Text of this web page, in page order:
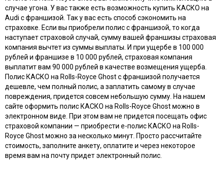
случае угона. У вас также есть возможность купить КАСКО на
Audi с франшизой. Так у вас есть способ сэкономить на
страховке. Если вы приобрели полис с франшизой, то когда
наступает страховой случай, сумму вашей франшизы страховая
компания вычтет из суммы выплаты. И при ущербе в 100 000
рублей и франшизе в 10 000 рублей, страховая компания
выплатит вам 90 000 рублей в качестве возмещения ущерба.
Полис КАСКО на Rolls-Royce Ghost с франшизой получается
дешевле, чем полный полис, а заплатить самому в случае
повреждения, придется совсем небольшую сумму. На нашем
сайте оформить полис КАСКО на Rolls-Royce Ghost можно в
электронном виде. При этом вам не придется посещать офис
страховой компании — приобрести e-полис КАСКО на Rolls-
Royce Ghost можно за несколько минут. Просто рассчитайте
стоимость, заполните анкету, оплатите и через некоторое
время вам на почту придет электронный полис.